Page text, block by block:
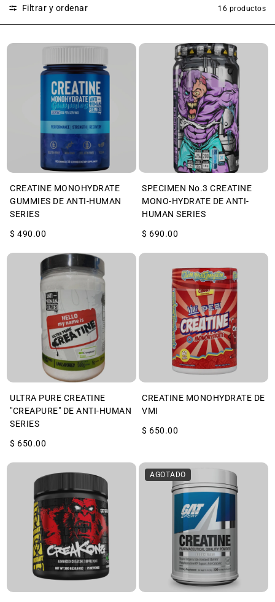
Filtrar y ordenar 16 productos
CREATINE MONOHYDRATE
GUMMIES DE ANTI-HUMAN
SERIES
$ 490.00
SPECIMEN No.3 CREATINE
MONO-HYDRATE DE ANTI-
HUMAN SERIES
$ 690.00
ULTRA PURE CREATINE
"CREAPURE" DE ANTI-HUMAN
SERIES
$ 650.00
CREATINE MONOHYDRATE DE
VMI
$ 650.00
AGOTADO